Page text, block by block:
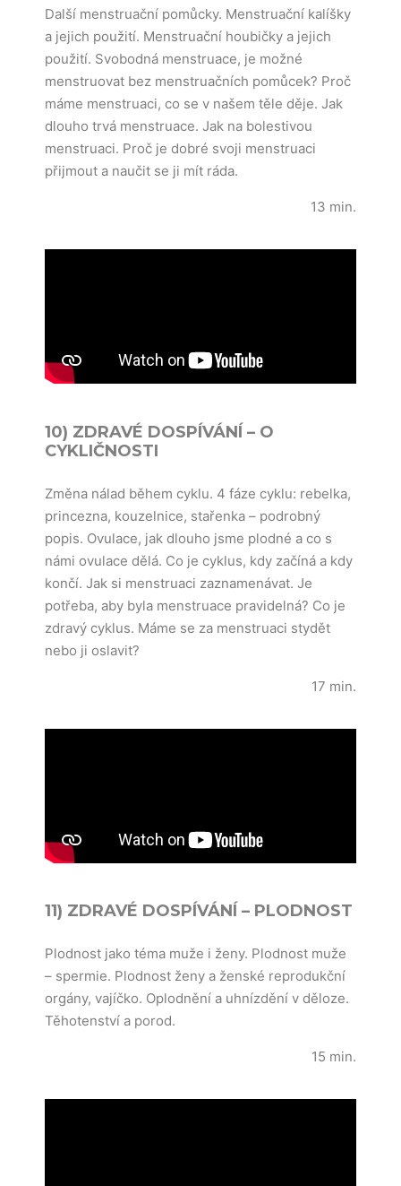
Další menstruační pomůcky. Menstruační kalíšky
a jejich použití. Menstruační houbičky a jejich
použití. Svobodná menstruace, je možné
menstruovat bez menstruačních pomůcek? Proč
máme menstruaci, co se v našem těle děje. Jak
dlouho trvá menstruace. Jak na bolestivou
menstruaci. Proč je dobré svoji menstruaci
přijmout a naučit se ji mít ráda.
13 min.
10) ZDRAVÉ DOSPÍVÁNÍ – O
CYKLIČNOSTI
Změna nálad během cyklu. 4 fáze cyklu: rebelka,
princezna, kouzelnice, stařenka – podrobný
popis. Ovulace, jak dlouho jsme plodné a co s
námi ovulace dělá. Co je cyklus, kdy začíná a kdy
končí. Jak si menstruaci zaznamenávat. Je
potřeba, aby byla menstruace pravidelná? Co je
zdravý cyklus. Máme se za menstruaci stydět
nebo ji oslavit?
17 min.
11) ZDRAVÉ DOSPÍVÁNÍ – PLODNOST
Plodnost jako téma muže i ženy. Plodnost muže
– spermie. Plodnost ženy a ženské reprodukční
orgány, vajíčko. Oplodnění a uhnízdění v děloze.
Těhotenství a porod.
15 min.